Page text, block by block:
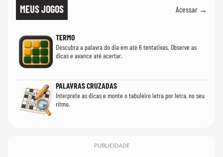
MEUS JOGOS Acessar →
TERMO
Descubra a palavra do dia em até 6 tentativas. Observe as
dicas e avance até acertar.
PALAVRAS CRUZADAS
Interprete as dicas e monte o tabuleiro letra por letra, no seu
ritmo.
PUBLICIDADE